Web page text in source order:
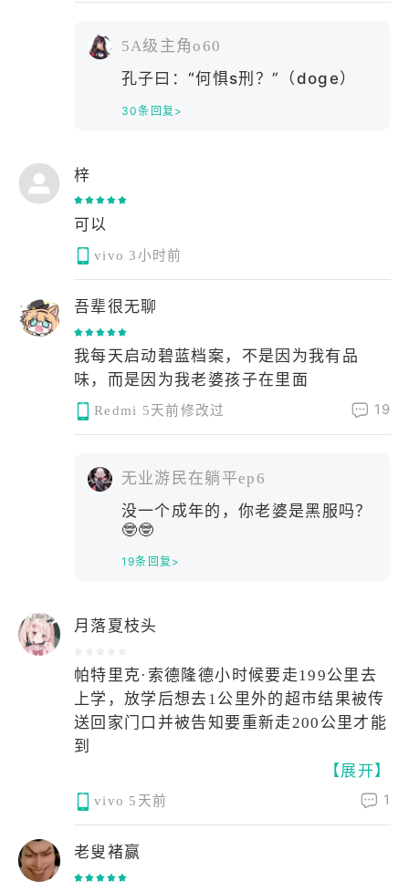
5A级主角o60
孔子曰：“何惧s刑？”（doge）
30条回复>
梓
可以
vivo 3小时前
吾辈很无聊
我每天启动碧蓝档案，不是因为我有品
味，而是因为我老婆孩子在里面
Redmi 5天前修改过 19
无业游民在躺平ep6
没一个成年的，你老婆是黑服吗？
🤓🤓
19条回复>
月落夏枝头
帕特里克·索德隆德小时候要走199公里去
上学，放学后想去1公里外的超市结果被传
送回家门口并被告知要重新走200公里才能
到
【展开】
vivo 5天前 1
老叟褚赢